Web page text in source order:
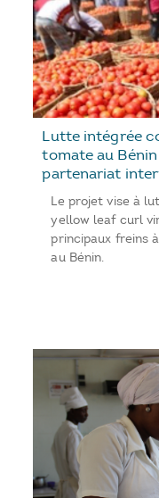
Lutte intégrée
tomate au
partenariat
Le projet vise à
yellow leaf curl
principaux freins
au Bénin.